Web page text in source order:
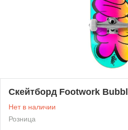
Скейтборд Footwork
Нет в наличии
Розница